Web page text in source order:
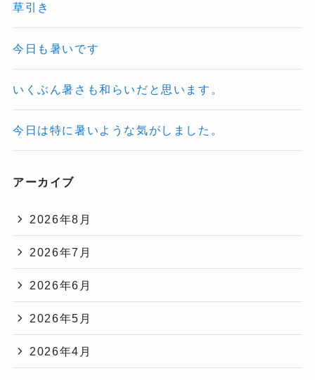
草引き
今日も暑いです
いくぶん暑さも和らいだと思います。
今日は特に暑いような気がしました。
アーカイブ
2026年8月
2026年7月
2026年6月
2026年5月
2026年4月